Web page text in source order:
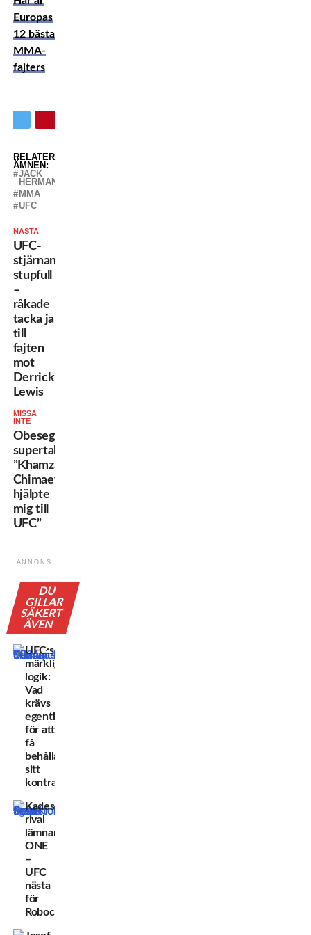
Europas
12 bästa
MMA-
fajters
RELATERADE
ÄMNEN:
JACK
HERMANSSON
MMA
UFC
NÄSTA
UFC-
stjärnan
stupfull
–
råkade
tacka ja
till
fajten
mot
Derrick
Lewis
MISSA
INTE
Obesegrade
supertalangen:
”Khamzat
Chimaev
hjälpte
mig till
UFC”
ANNONS
DU
GILLAR
SÄKERT
ÄVEN
UFC:s
märkliga
logik:
Vad
krävs
egentligen
för att
få
behålla
sitt
kontrakt?
Kadestams
rival
lämnar
ONE
–
UFC
nästa
för
Robocop?